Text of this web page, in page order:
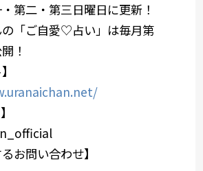
第二・第三日曜日に更新！
の「ご自愛♡占い」は毎月第
！
お問い合わせ】